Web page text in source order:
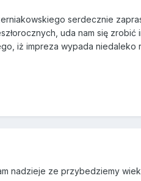
serdecznie
uda nam się zrobić
iż impreza wypada niedaleko
nadzieje ze przybedziemy